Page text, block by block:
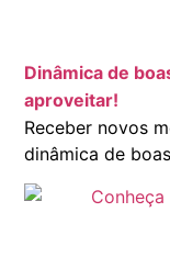
Dinâmica de
aproveitar!
Receber novos
dinâmica de